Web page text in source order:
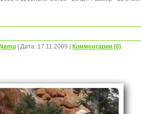
Namp Дата: 17.11.2009 Комментарии (0)